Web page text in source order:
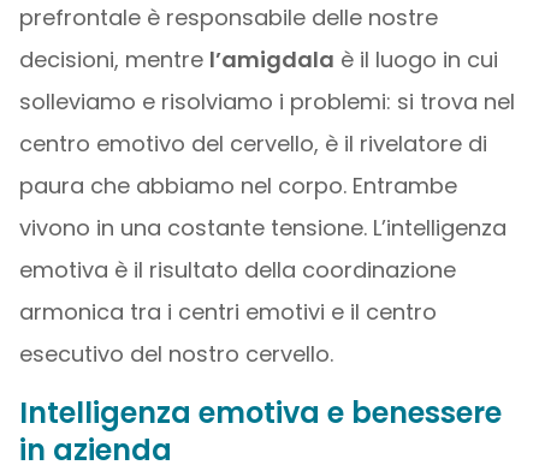
prefrontale è responsabile delle nostre
decisioni, mentre l’amigdala è il luogo in cui
solleviamo e risolviamo i problemi: si trova nel
centro emotivo del cervello, è il rivelatore di
paura che abbiamo nel corpo. Entrambe
vivono in una costante tensione. L’intelligenza
emotiva è il risultato della coordinazione
armonica tra i centri emotivi e il centro
esecutivo del nostro cervello.
Intelligenza emotiva e benessere
in azienda